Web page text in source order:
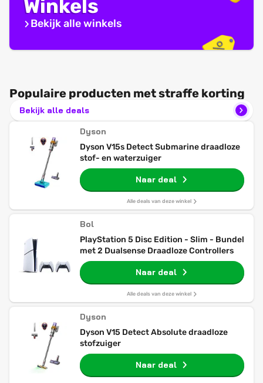
Winkels
Bekijk alle winkels
Populaire producten met straffe korting
Bekijk alle deals
Dyson
Dyson V15s Detect Submarine draadloze
stof- en waterzuiger
Naar deal
Alle deals van deze winkel
Bol
PlayStation 5 Disc Edition - Slim - Bundel
met 2 Dualsense Draadloze Controllers
Naar deal
Alle deals van deze winkel
Dyson
Dyson V15 Detect Absolute draadloze
stofzuiger
Naar deal